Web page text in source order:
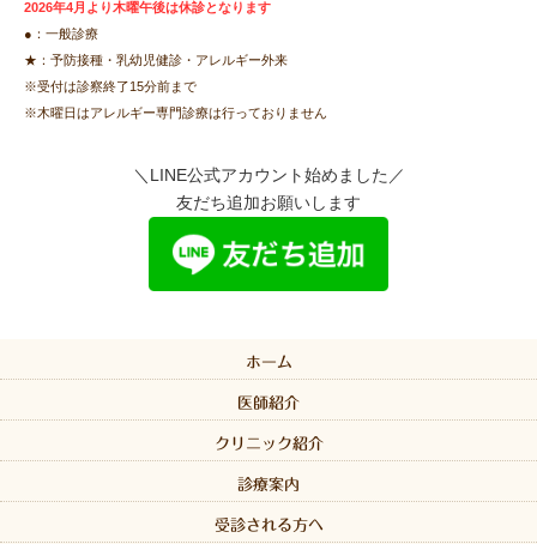
2026年4月より木曜午後は休診となります
●：一般診療
★：予防接種・乳幼児健診・アレルギー外来
※受付は診察終了15分前まで
※木曜日はアレルギー専門診療は行っておりません
＼LINE公式アカウント始めました／
友だち追加お願いします
ホーム
医師紹介
クリニック紹介
診療案内
受診される方へ